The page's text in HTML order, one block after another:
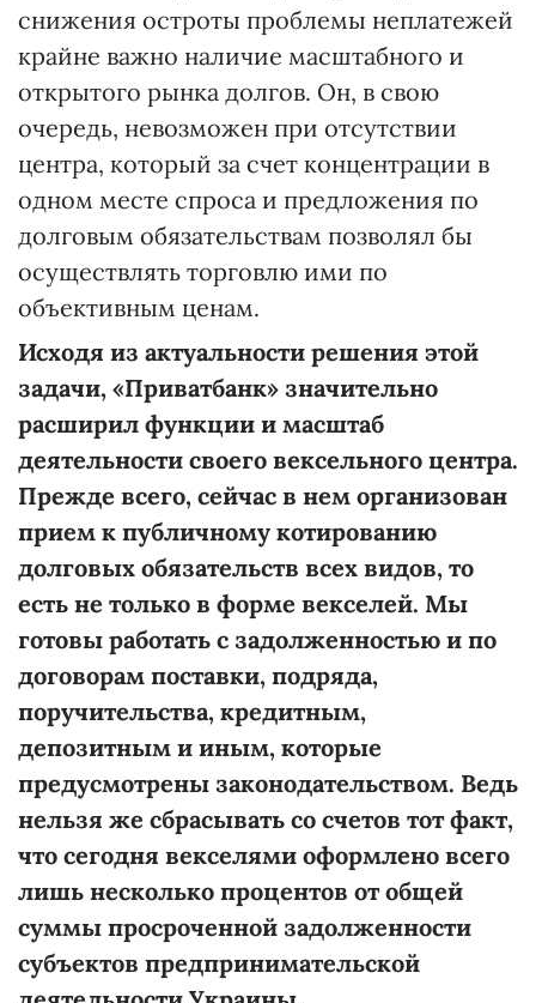
снижения остроты проблемы неплатежей
крайне важно наличие масштабного и
открытого рынка долгов. Он, в свою
очередь, невозможен при отсутствии
центра, который за счет концентрации в
одном месте спроса и предложения по
долговым обязательствам позволял бы
осуществлять торговлю ими по
объективным ценам.
Исходя из актуальности решения этой
задачи, «Приватбанк» значительно
расширил функции и масштаб
деятельности своего вексельного центра.
Прежде всего, сейчас в нем организован
прием к публичному котированию
долговых обязательств всех видов, то
есть не только в форме векселей. Мы
готовы работать с задолженностью и по
договорам поставки, подряда,
поручительства, кредитным,
депозитным и иным, которые
предусмотрены законодательством. Ведь
нельзя же сбрасывать со счетов тот факт,
что сегодня векселями оформлено всего
лишь несколько процентов от общей
суммы просроченной задолженности
субъектов предпринимательской